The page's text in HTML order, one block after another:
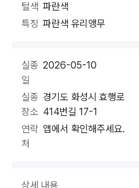
털색 파란색
특징 파란색 유리앵무
실종
일
2026-05-10
실종
장소
경기도 화성시 효행로
414번길 17-1
연락
처
앱에서 확인해주세요.
상세 내용